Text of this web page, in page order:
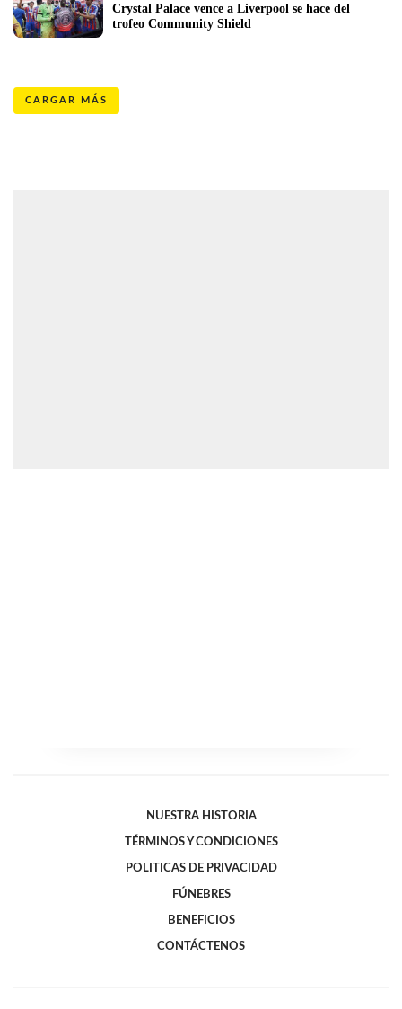
Crystal Palace vence a Liverpool se hace del
trofeo Community Shield
CARGAR MÁS
NUESTRA HISTORIA
TÉRMINOS Y CONDICIONES
POLITICAS DE PRIVACIDAD
FÚNEBRES
BENEFICIOS
CONTÁCTENOS